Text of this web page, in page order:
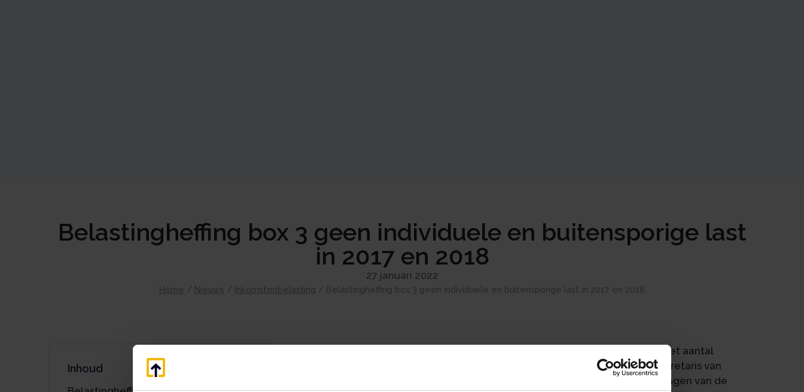
Belastingheffing box 3 geen individuele en buitensporige last
in 2017 en 2018
27 januari 2022
Home / Nieuws / Inkomstenbelasting / Belastingheffing box 3 geen individuele en buitensporige last in 2017 en 2018
Inhoud
Over de belastingheffing in box 3 worden al jaren procedures gevoerd. Het aantal
ingediende bezwaarschriften is jaarlijks dermate groot, dat de staatssecretaris van
Financiën de bezwaren aanmerkt als massaal bezwaar. Over de rechtsvragen van de